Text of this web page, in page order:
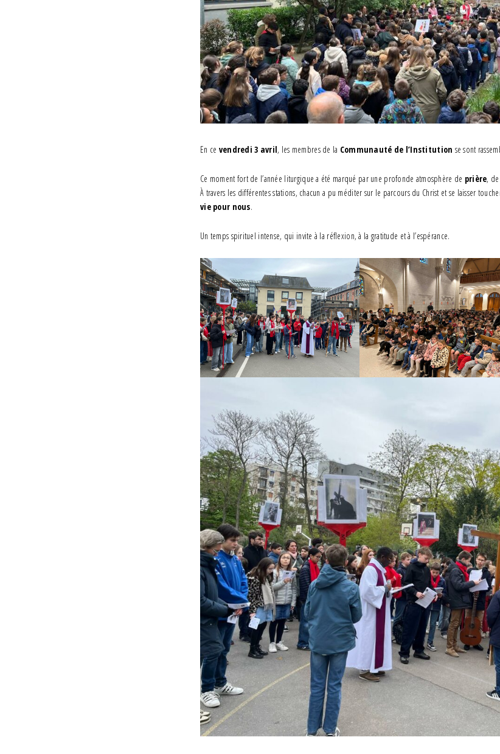
En ce vendredi 3 avril, les membres de la Communauté de l’Institution se sont
Ce moment fort de l’année liturgique a été marqué par une profonde atmosphère de prière, de
À travers les différentes stations, chacun a pu méditer sur le parcours du Christ et se laisser
vie pour nous.
Un temps spirituel intense, qui invite à la réflexion, à la gratitude et à l’espérance.